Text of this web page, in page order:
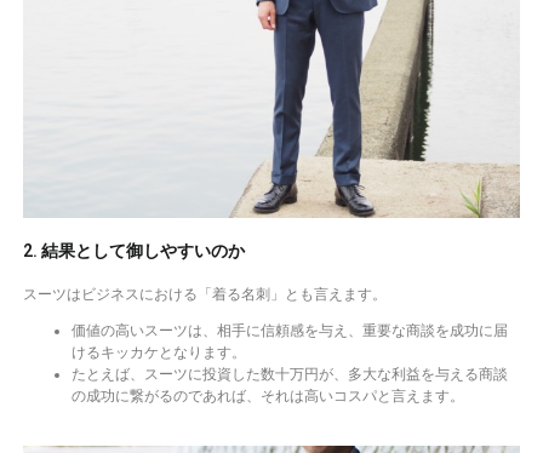
2. 結果として御しやすいのか
スーツはビジネスにおける「着る名刺」とも言えます。
価値の高いスーツは、相手に信頼感を与え、重要な商談を成功に届
けるキッカケとなります。
たとえば、スーツに投資した数十万円が、多大な利益を与える商談
の成功に繋がるのであれば、それは高いコスパと言えます。